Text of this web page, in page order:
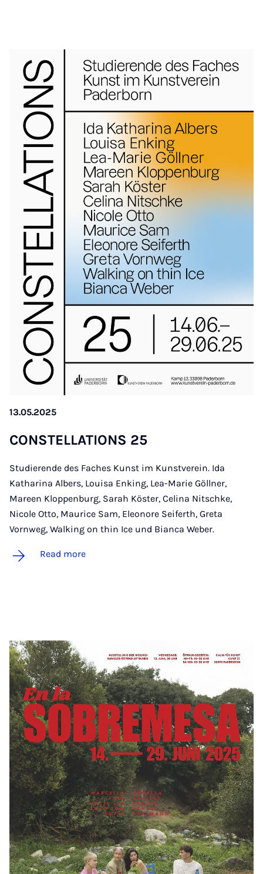
13.05.2025
CON­STEL­LA­TIONS 25
Studierende des Faches Kunst im Kunstverein. Ida
Katharina Albers, Louisa Enking, Lea-Marie Göllner,
Mareen Kloppenburg, Sarah Köster, Celina Nitschke,
Nicole Otto, Maurice Sam, Eleonore Seiferth, Greta
Vornweg, Walking on thin Ice und Bianca Weber.
Read more